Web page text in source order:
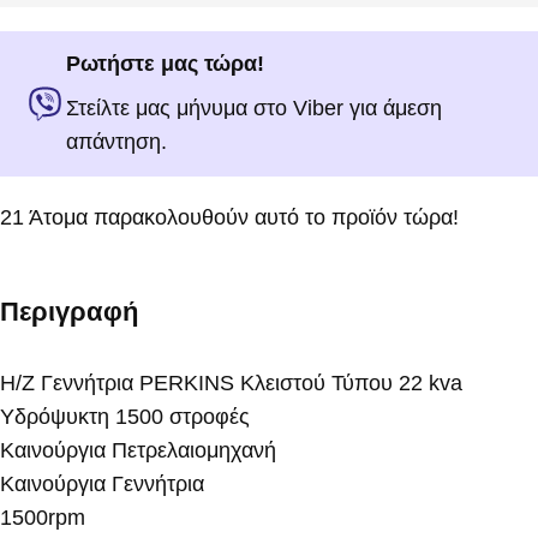
Ρωτήστε μας τώρα!
Στείλτε μας μήνυμα στο Viber για άμεση
απάντηση.
21 Άτομα παρακολουθούν αυτό το προϊόν τώρα!
Περιγραφή
Η/Ζ Γεννήτρια PERKINS Κλειστού Τύπου 22 kva
Υδρόψυκτη 1500 στροφές
Καινούργια Πετρελαιομηχανή
Καινούργια Γεννήτρια
1500rpm